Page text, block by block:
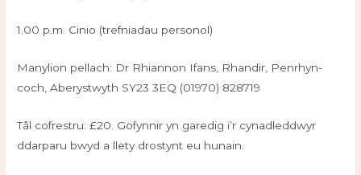
1.00 p.m. Cinio (trefniadau personol)
Manylion pellach: Dr Rhiannon Ifans, Rhandir, Penrhyn-
coch, Aberystwyth SY23 3EQ (01970) 828719
Tâl cofrestru: £20. Gofynnir yn garedig i’r cynadleddwyr
ddarparu bwyd a llety drostynt eu hunain.